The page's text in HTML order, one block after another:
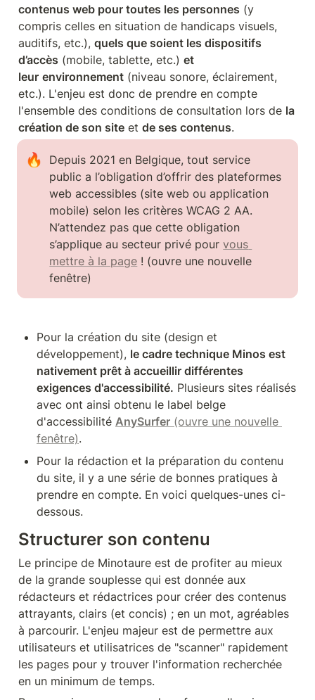
contenus web pour toutes les personnes (y
compris celles en situation de handicaps visuels,
auditifs, etc.), quels que soient les dispositifs
d’accès (mobile, tablette, etc.) et
leur environnement (niveau sonore, éclairement,
etc.). L'enjeu est donc de prendre en compte
l'ensemble des conditions de consultation lors de la
création de son site et de ses contenus.
🔥
Depuis 2021 en Belgique, tout service
public a l’obligation d’offrir des plateformes
web accessibles (site web ou application
mobile) selon les critères WCAG 2 AA.
N’attendez pas que cette obligation
s’applique au secteur privé pour vous
mettre à la page ! (ouvre une nouvelle
fenêtre)
Pour la création du site (design et
développement), le cadre technique Minos est
nativement prêt à accueillir différentes
exigences d'accessibilité. Plusieurs sites réalisés
avec ont ainsi obtenu le label belge
d'accessibilité AnySurfer (ouvre une nouvelle
fenêtre).
Pour la rédaction et la préparation du contenu
du site, il y a une série de bonnes pratiques à
prendre en compte. En voici quelques-unes ci-
dessous.
Structurer son contenu
Le principe de Minotaure est de profiter au mieux
de la grande souplesse qui est donnée aux
rédacteurs et rédactrices pour créer des contenus
attrayants, clairs (et concis) ; en un mot, agréables
à parcourir. L'enjeu majeur est de permettre aux
utilisateurs et utilisatrices de "scanner" rapidement
les pages pour y trouver l'information recherchée
en un minimum de temps.